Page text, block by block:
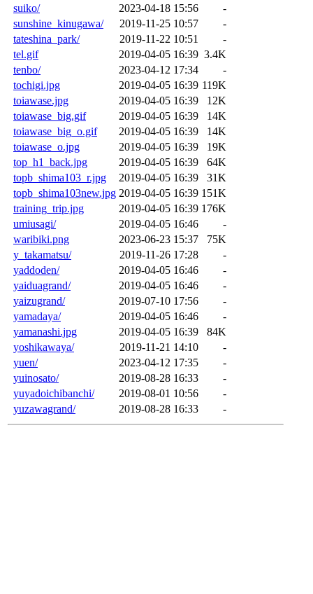
suiko/
2023-04-18 15:56
-
sunshine_kinugawa/
2019-11-25 10:57
-
tateshina_park/
2019-11-22 10:51
-
tel.gif
2019-04-05 16:39 3.4K
tenbo/
2023-04-12 17:34
-
tochigi.jpg
2019-04-05 16:39 119K
toiawase.jpg
2019-04-05 16:39
12K
toiawase_big.gif
2019-04-05 16:39
14K
toiawase_big_o.gif
2019-04-05 16:39
14K
toiawase_o.jpg
2019-04-05 16:39
19K
top_h1_back.jpg
2019-04-05 16:39
64K
topb_shima103_r.jpg
2019-04-05 16:39
31K
topb_shima103new.jpg 2019-04-05 16:39 151K
training_trip.jpg
2019-04-05 16:39 176K
umiusagi/
2019-04-05 16:46
-
waribiki.png
2023-06-23 15:37
75K
y_takamatsu/
2019-11-26 17:28
-
yaddoden/
2019-04-05 16:46
-
yaiduagrand/
2019-04-05 16:46
-
yaizugrand/
2019-07-10 17:56
-
yamadaya/
2019-04-05 16:46
-
yamanashi.jpg
2019-04-05 16:39
84K
yoshikawaya/
2019-11-21 14:10
-
yuen/
2023-04-12 17:35
-
yuinosato/
2019-08-28 16:33
-
yuyadoichibanchi/
2019-08-01 10:56
-
yuzawagrand/
2019-08-28 16:33 -